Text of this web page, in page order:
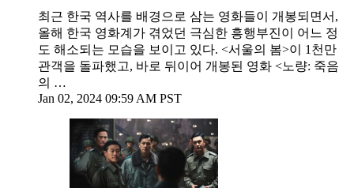
최근 한국 역사를 배경으로 삼는 영화들이 개봉되면서,
올해 한국 영화계가 겪었던 극심한 흥행부진이 어느 정
도 해소되는 모습을 보이고 있다. <서울의 봄>이 1천만
관객을 돌파했고, 바로 뒤이어 개봉된 영화 <노량: 죽음
의 …
Jan 02, 2024 09:59 AM PST